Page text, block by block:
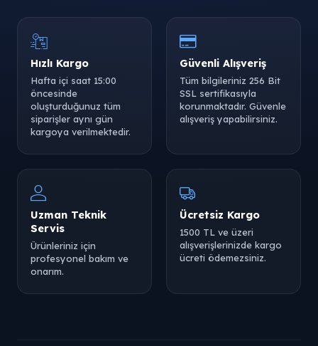
Hızlı Kargo
Hafta içi saat 15:00
öncesinde
oluşturduğunuz tüm
siparişler aynı gün
kargoya verilmektedir.
Güvenli Alışveriş
Tüm bilgileriniz 256 Bit
SSL sertifikasıyla
korunmaktadır. Güvenle
alışveriş yapabilirsiniz.
Uzman Teknik
Servis
Ürünleriniz için
profesyonel bakım ve
onarım.
Ücretsiz Kargo
1500 TL ve üzeri
alışverişlerinizde kargo
ücreti ödemezsiniz.